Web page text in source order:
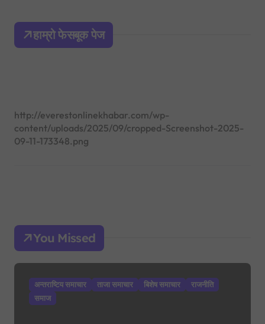
h
o
हाम्रो फेसबूक पेज
http://everestonlinekhabar.com/wp-
content/uploads/2025/09/cropped-Screenshot-2025-
09-11-173348.png
You Missed
अन्तराष्टिय समाचार ताजा समाचार बिशेष समाचार
राजनीति
समाज